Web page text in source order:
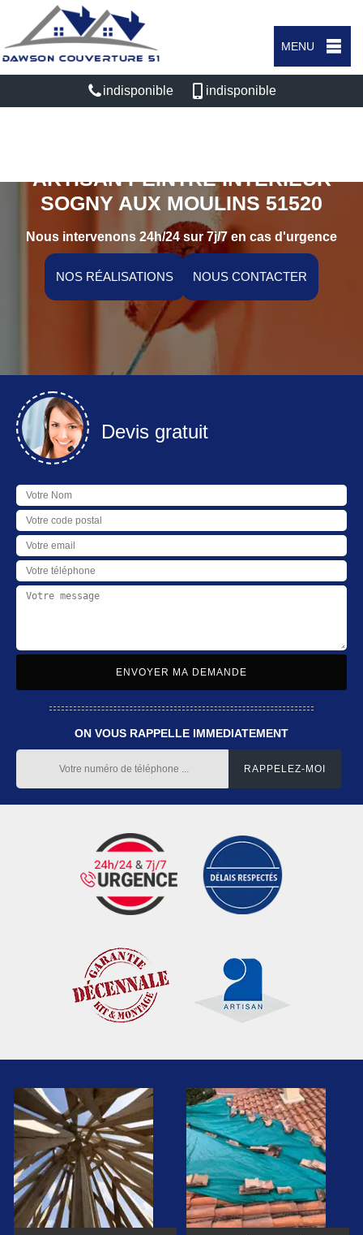
MENU
indisponible indisponible
ARTISAN PEINTRE INTÉRIEUR
SOGNY AUX MOULINS 51520
Nous intervenons 24h/24 sur 7j/7 en cas d'urgence
NOS RÉALISATIONS NOUS CONTACTER
Devis gratuit
ON VOUS RAPPELLE IMMEDIATEMENT